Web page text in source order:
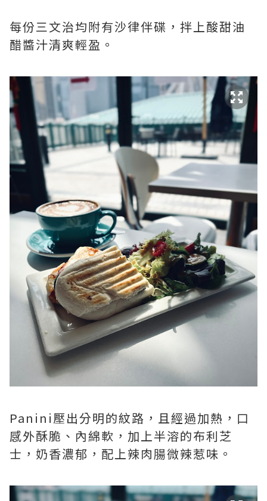
每份三文治均附有沙律伴碟，拌上酸甜油
醋醬汁清爽輕盈。
Panini壓出分明的紋路，且經過加熱，口
感外酥脆、內綿軟，加上半溶的布利芝
士，奶香濃郁，配上辣肉腸微辣惹味。